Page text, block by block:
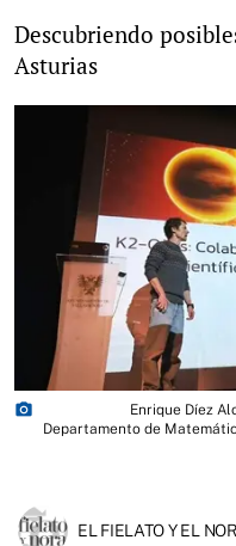
Descubriendo
Asturias
photo_camera
Enrique Díez
Departamento de
EL FIELATO Y EL